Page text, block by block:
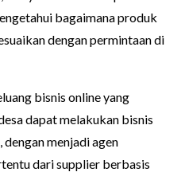
bagaimana produk
dengan permintaan di
bisnis online yang
dapat melakukan bisnis
menjadi agen
dari supplier berbasis